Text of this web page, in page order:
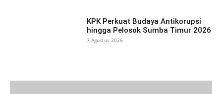
KPK Perkuat Budaya Antikorupsi
hingga Pelosok Sumba Timur 2026
7 Agustus 2026